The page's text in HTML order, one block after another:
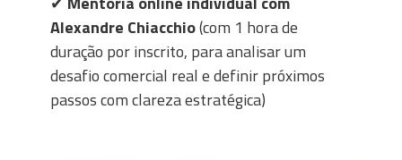
Alexandre Chiacchio(com 1 hora de
duração por inscrito, para analisar um
desafio comercial real e definir próximos
passos com clareza estratégica)